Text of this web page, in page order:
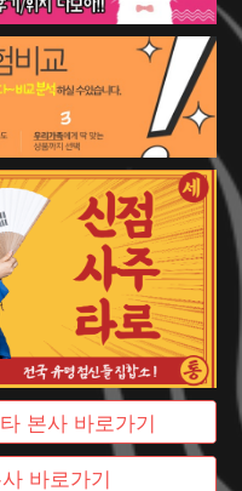
본사 바로가기
바로가기